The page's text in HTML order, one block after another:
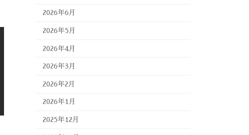
2026年6月
2026年5月
2026年4月
2026年3月
2026年2月
2026年1月
2025年12月